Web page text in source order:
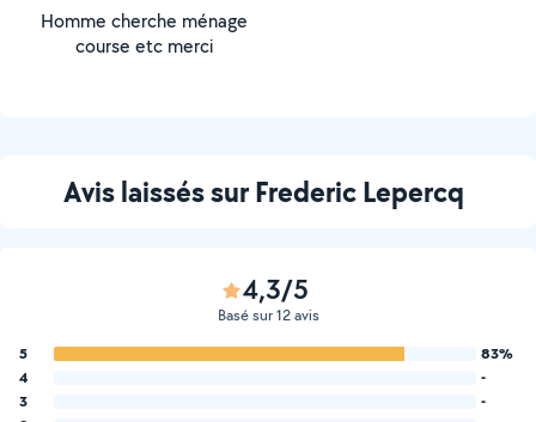
Homme cherche ménage
course etc merci
Avis laissés sur Frederic Lepercq
4,3/5
Basé sur 12 avis
5
83%
4
-
3
-